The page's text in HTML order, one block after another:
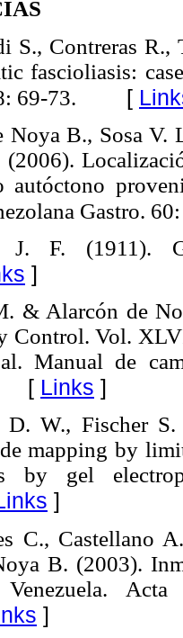
S., Contreras
fascioliasis:
69-73. [
Noya B., Sosa V.
autóctono
Gastro.
J. F. (1911).
]
& Alarcón de
Control. Vol.
Manual de
Links ]
D. W., Fischer
mapping by
by gel
]
C., Castellano
B. (2003).
]